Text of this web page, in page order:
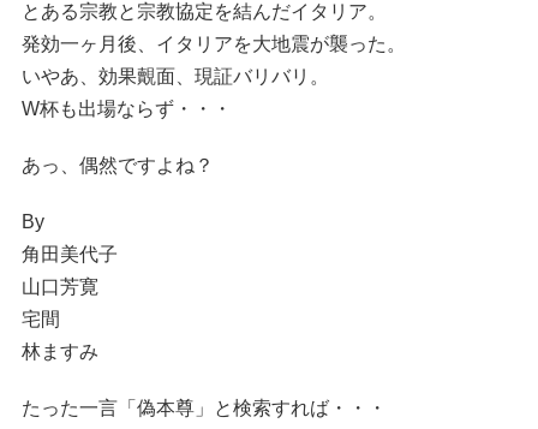
とある宗教と宗教協定を結んだイタリア。
発効一ヶ月後、イタリアを大地震が襲った。
いやあ、効果覿面、現証バリバリ。
W杯も出場ならず・・・
あっ、偶然ですよね？
By
角田美代子
山口芳寛
宅間
林ますみ
たった一言「偽本尊」と検索すれば・・・